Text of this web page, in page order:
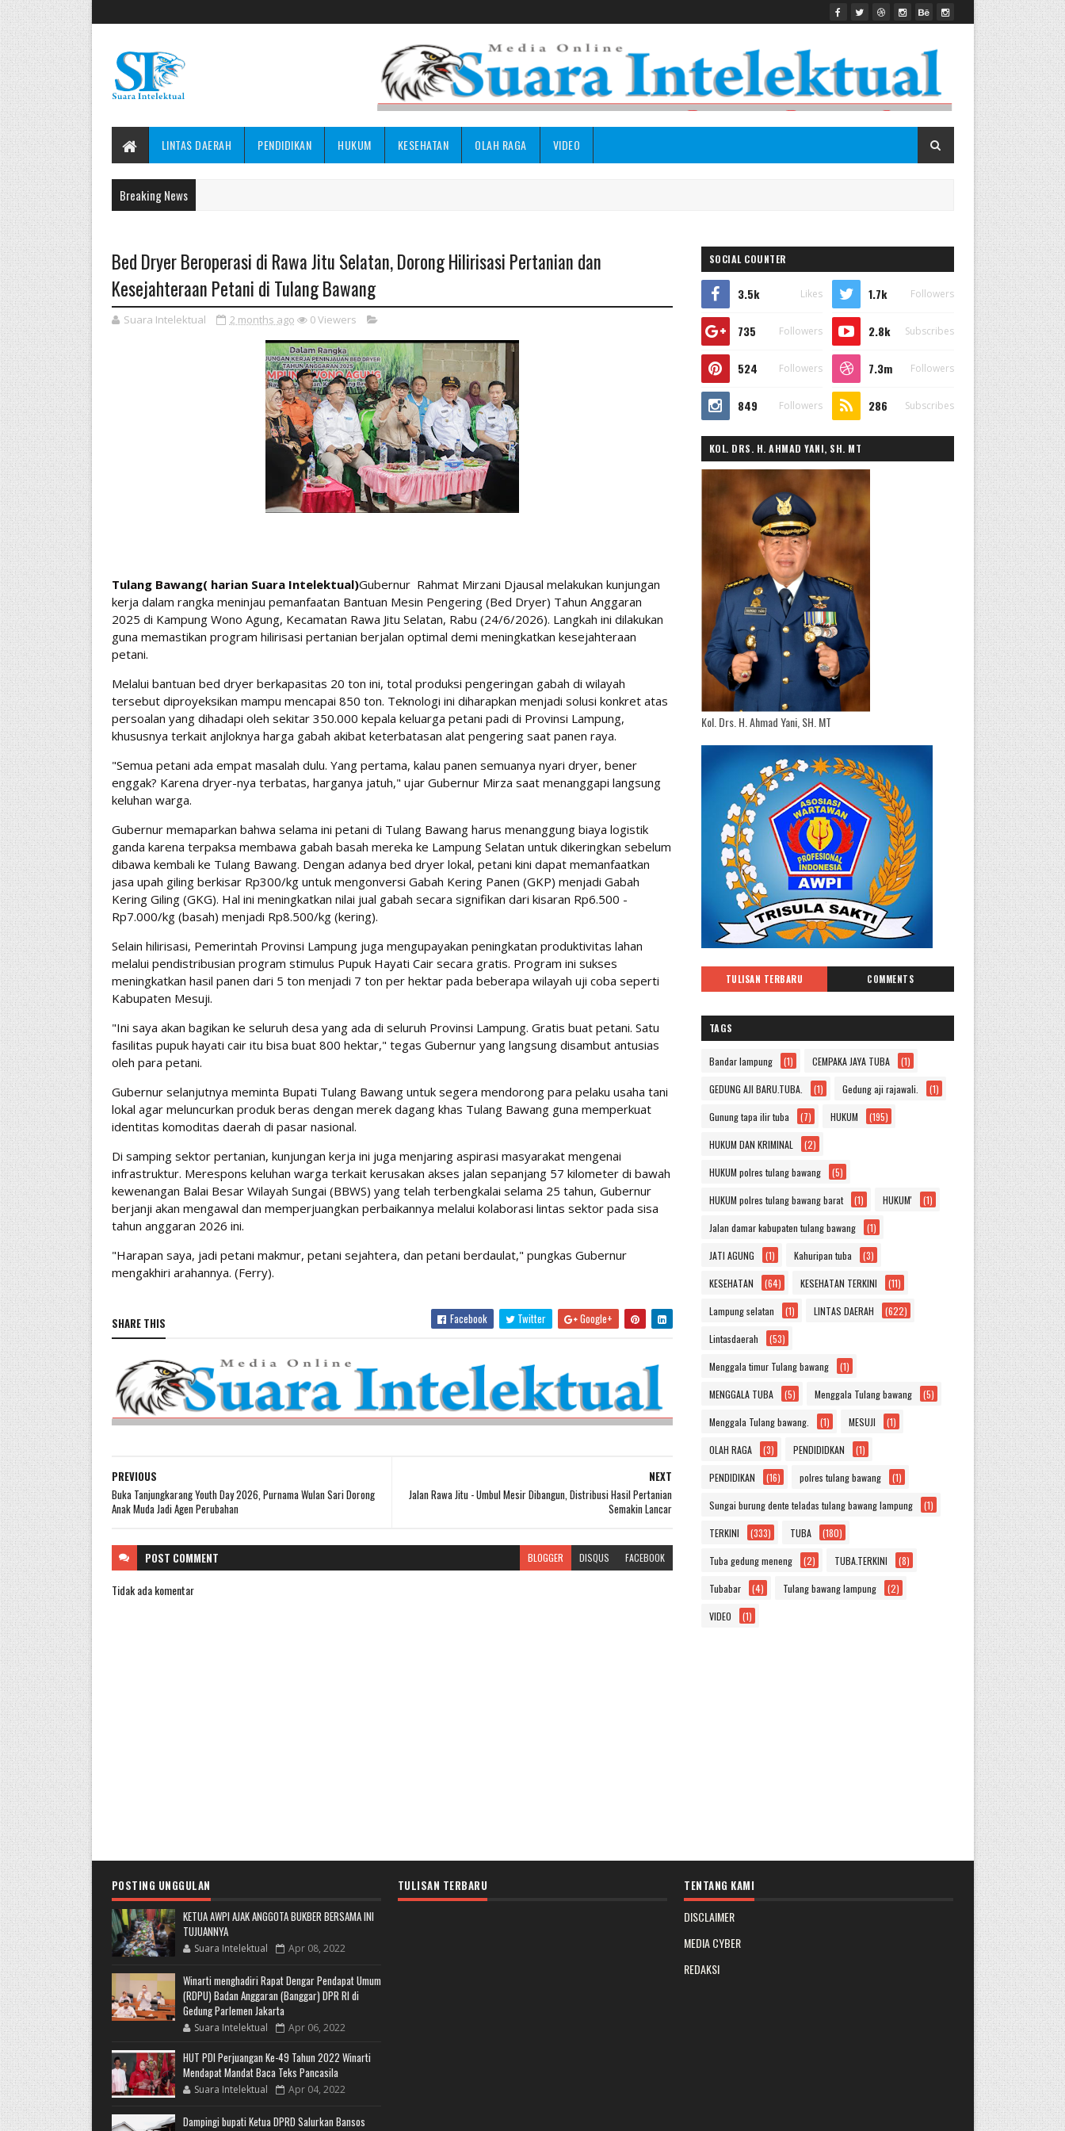
LINTAS DAERAH PENDIDIKAN HUKUM KESEHATAN OLAH RAGA VIDEO
Breaking News
Bed Dryer Beroperasi di Rawa Jitu Selatan, Dorong Hilirisasi Pertanian dan
Kesejahteraan Petani di Tulang Bawang
Suara Intelektual 2 months ago 0Viewers
Tulang Bawang( harian Suara Intelektual)Gubernur Rahmat Mirzani Djausal melakukan kunjungan
kerja dalam rangka meninjau pemanfaatan Bantuan Mesin Pengering (Bed Dryer) Tahun Anggaran
2025 di Kampung Wono Agung, Kecamatan Rawa Jitu Selatan, Rabu (24/6/2026). Langkah ini dilakukan
guna memastikan program hilirisasi pertanian berjalan optimal demi meningkatkan kesejahteraan
petani.
​Melalui bantuan bed dryer berkapasitas 20 ton ini, total produksi pengeringan gabah di wilayah
tersebut diproyeksikan mampu mencapai 850 ton. Teknologi ini diharapkan menjadi solusi konkret atas
persoalan yang dihadapi oleh sekitar 350.000 kepala keluarga petani padi di Provinsi Lampung,
khususnya terkait anjloknya harga gabah akibat keterbatasan alat pengering saat panen raya.
​"Semua petani ada empat masalah dulu. Yang pertama, kalau panen semuanya nyari dryer, bener
enggak? Karena dryer-nya terbatas, harganya jatuh," ujar Gubernur Mirza saat menanggapi langsung
keluhan warga.
​Gubernur memaparkan bahwa selama ini petani di Tulang Bawang harus menanggung biaya logistik
ganda karena terpaksa membawa gabah basah mereka ke Lampung Selatan untuk dikeringkan sebelum
dibawa kembali ke Tulang Bawang. Dengan adanya bed dryer lokal, petani kini dapat memanfaatkan
jasa upah giling berkisar Rp300/kg untuk mengonversi Gabah Kering Panen (GKP) menjadi Gabah
Kering Giling (GKG). Hal ini meningkatkan nilai jual gabah secara signifikan dari kisaran Rp6.500 -
Rp7.000/kg (basah) menjadi Rp8.500/kg (kering).
​Selain hilirisasi, Pemerintah Provinsi Lampung juga mengupayakan peningkatan produktivitas lahan
melalui pendistribusian program stimulus Pupuk Hayati Cair secara gratis. Program ini sukses
meningkatkan hasil panen dari 5 ton menjadi 7 ton per hektar pada beberapa wilayah uji coba seperti
Kabupaten Mesuji.
​"Ini saya akan bagikan ke seluruh desa yang ada di seluruh Provinsi Lampung. Gratis buat petani. Satu
fasilitas pupuk hayati cair itu bisa buat 800 hektar," tegas Gubernur yang langsung disambut antusias
oleh para petani.
​Gubernur selanjutnya meminta Bupati Tulang Bawang untuk segera mendorong para pelaku usaha tani
lokal agar meluncurkan produk beras dengan merek dagang khas Tulang Bawang guna memperkuat
identitas komoditas daerah di pasar nasional.
​Di samping sektor pertanian, kunjungan kerja ini juga menjaring aspirasi masyarakat mengenai
infrastruktur. Merespons keluhan warga terkait kerusakan akses jalan sepanjang 57 kilometer di bawah
kewenangan Balai Besar Wilayah Sungai (BBWS) yang telah terbengkalai selama 25 tahun, Gubernur
berjanji akan mengawal dan memperjuangkan perbaikannya melalui kolaborasi lintas sektor pada sisa
tahun anggaran 2026 ini.
​"Harapan saya, jadi petani makmur, petani sejahtera, dan petani berdaulat," pungkas Gubernur
mengakhiri arahannya. (Ferry).
SHARE THIS Facebook Twitter Google+
NEXT
Jalan Rawa Jitu - Umbul Mesir Dibangun, Distribusi Hasil Pertanian
Semakin Lancar
PREVIOUS
Buka Tanjungkarang Youth Day 2026, Purnama Wulan Sari Dorong
Anak Muda Jadi Agen Perubahan
POST COMMENT BLOGGER DISQUS FACEBOOK
Tidak ada komentar
SOCIAL COUNTER
3.5k Likes 1.7k Followers
735 Followers 2.8k Subscribes
524 Followers 7.3m Followers
849 Followers 286 Subscribes
KOL. DRS. H. AHMAD YANI, SH. MT
Kol. Drs. H. Ahmad Yani, SH. MT
TULISAN TERBARU COMMENTS
TAGS
Bandar lampung (1) CEMPAKA JAYA TUBA (1)
GEDUNG AJI BARU.TUBA. (1) Gedung aji rajawali. (1)
Gunung tapa ilir tuba (7) HUKUM (195)
HUKUM DAN KRIMINAL (2)
HUKUM polres tulang bawang (5)
HUKUM polres tulang bawang barat (1) HUKUM' (1)
Jalan damar kabupaten tulang bawang (1)
JATI AGUNG (1) Kahuripan tuba (3)
KESEHATAN (64) KESEHATAN TERKINI (11)
Lampung selatan (1) LINTAS DAERAH (622)
Lintasdaerah (53)
Menggala timur Tulang bawang (1)
MENGGALA TUBA (5) Menggala Tulang bawang (5)
Menggala Tulang bawang. (1) MESUJI (1)
OLAH RAGA (3) PENDIDIDKAN (1)
PENDIDIKAN (16) polres tulang bawang (1)
Sungai burung dente teladas tulang bawang lampung (1)
TERKINI (333) TUBA (180)
Tuba gedung meneng (2) TUBA.TERKINI (8)
Tubabar (4) Tulang bawang lampung (2)
VIDEO (1)
POSTING UNGGULAN
KETUA AWPI AJAK ANGGOTA BUKBER BERSAMA INI
TUJUANNYA
Suara Intelektual Apr 08, 2022
Winarti menghadiri Rapat Dengar Pendapat Umum
(RDPU) Badan Anggaran (Banggar) DPR RI di
Gedung Parlemen Jakarta
Suara Intelektual Apr 06, 2022
HUT PDI Perjuangan Ke-49 Tahun 2022 Winarti
Mendapat Mandat Baca Teks Pancasila
Suara Intelektual Apr 04, 2022
Dampingi bupati Ketua DPRD Salurkan Bansos
TULISAN TERBARU TENTANG KAMI
DISCLAIMER
MEDIA CYBER
REDAKSI